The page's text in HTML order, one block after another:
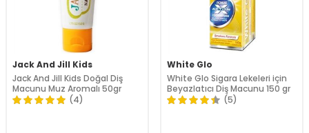
Jack And Jill Kids
Jack And Jill Kids Doğal Diş
Macunu Muz Aromalı 50gr
(4)
White Glo
White Glo Sigara Lekeleri için
Beyazlatıcı Diş Macunu 150 gr
(5)